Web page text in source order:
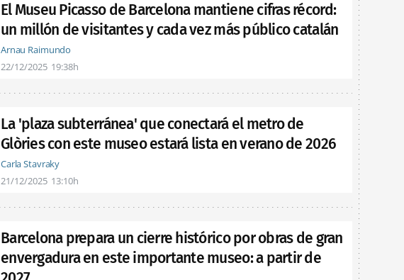
El Museu Picasso de Barcelona mantiene cifras récord:
un millón de visitantes y cada vez más público catalán
Arnau Raimundo
22/12/2025 19:38h
La 'plaza subterránea' que conectará el metro de
Glòries con este museo estará lista en verano de 2026
Carla Stavraky
21/12/2025 13:10h
Barcelona prepara un cierre histórico por obras de gran
envergadura en este importante museo: a partir de